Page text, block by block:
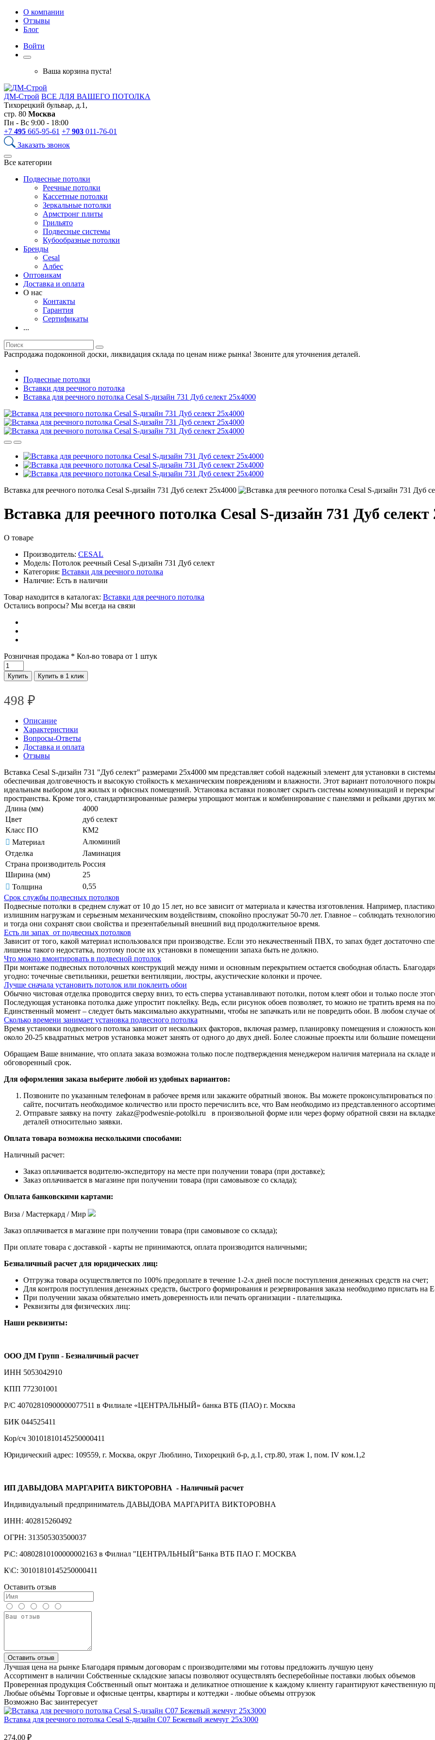
О компании
Отзывы
Блог
Войти
Ваша корзина пуста!
ДМ-Строй ВСЕ ДЛЯ ВАШЕГО ПОТОЛКА
Тихорецкий бульвар, д.1,
стр. 80 Москва
Пн - Вс 9:00 - 18:00
+7 495 665-95-61 +7 903 011-76-01
Заказать звонок
Все категории
Подвесные потолки
Реечные потолки
Кассетные потолки
Зеркальные потолки
Армстронг плиты
Грильято
Подвесные системы
Кубообразные потолки
Бренды
Cesal
Албес
Оптовикам
Доставка и оплата
О нас
Контакты
Гарантия
Сертификаты
...
Распродажа подоконной доски, ликвидация склада по ценам ниже рынка! Звоните для уточнения деталей.
Подвесные потолки
Вставки для реечного потолка
Вставка для реечного потолка Cesal S-дизайн 731 Дуб селект 25х4000
Вставка для реечного потолка Cesal S-дизайн 731 Дуб селект 25х4000
Вставка для реечного потолка Cesal S-дизайн 731 Дуб селект
О товаре
Производитель: CESAL
Модель: Потолок реечный Cesal S-дизайн 731 Дуб селект
Категория: Вставки для реечного потолка
Наличие: Есть в наличии
Товар находится в каталогах: Вставки для реечного потолка
Остались вопросы? Мы всегда на связи
Розничная продажа * Кол-во товара от 1 штук
Купить Купить в 1 клик
498 ₽
Описание
Характеристики
Вопросы-Ответы
Доставка и оплата
Отзывы
Вставка Cesal S-дизайн 731 "Дуб селект" размерами 25х4000 мм представляет собой надежный элемент для установки в
обеспечивая долговечность и высокую стойкость к механическим повреждениям и влажности. Этот вариант потолочного
идеальным выбором для жилых и офисных помещений. Установка вставки позволяет скрыть системы коммуникаций и
пространства. Кроме того, стандартизированные размеры упрощают монтаж и комбинирование с панелями и рейками других
Длина (мм)
4000
Цвет
дуб селект
Класс ПО
КМ2
Материал
Алюминий
Отделка
Ламинация
Страна производитель Россия
Ширина (мм)
25
Толщина
0,55
Срок службы подвесных потолков
Подвесные потолки в среднем служат от 10 до 15 лет, но все зависит от материала и качества изготовления. Например,
излишним нагрузкам и серьезным механическим воздействиям, спокойно прослужат 50-70 лет. Главное – соблюдать
и тогда они сохранят свои свойства и презентабельный внешний вид продолжительное время.
Есть ли запах от подвесных потолков
Зависит от того, какой материал использовался при производстве. Если это некачественный ПВХ, то запах будет достаточно
лишены такого недостатка, поэтому после их установки в помещении запаха быть не должно.
Что можно вмонтировать в подвесной потолок
При монтаже подвесных потолочных конструкций между ними и основным перекрытием остается свободная область.
угодно: точечные светильники, решетки вентиляции, люстры, акустические колонки и прочее.
Лучше сначала установить потолок или поклеить обои
Обычно чистовая отделка проводится сверху вниз, то есть сперва устанавливают потолки, потом клеят обои и только после
Последующая установка потолка даже упростит поклейку. Ведь, если рисунок обоев позволяет, то можно не тратить время на
Единственный момент – следует быть максимально аккуратными, чтобы не запачкать или не повредить обои. В любом случае
Сколько времени занимает установка подвесного потолка
Время установки подвесного потолка зависит от нескольких факторов, включая размер, планировку помещения и сложность
около 20-25 квадратных метров установка может занять от одного до двух дней. Более сложные проекты или большие
Обращаем Ваше внимание, что оплата заказа возможна только после подтверждения менеджером наличия материала на складе
обговоренный срок.
Для оформления заказа выберите любой из удобных вариантов:
Позвоните по указанным телефонам в рабочее время или закажите обратный звонок. Вы можете проконсультироваться по
сайте, посчитать необходимое количество или просто перечислить все, что Вам необходимо из представленного
Отправьте заявку на почту zakaz@podwesnie-potolki.ru в произвольной форме или через форму обратной связи на
деталей относительно заявки.
Оплата товара возможна несколькими способами:
Наличный расчет:
Заказ оплачивается водителю-экспедитору на месте при получении товара (при доставке);
Заказ оплачивается в магазине при получении товара (при самовывозе со склада);
Оплата банковскими картами:
Виза / Мастеркард / Мир
Заказ оплачивается в магазине при получении товара (при самовывозе со склада);
При оплате товара с доставкой - карты не принимаются, оплата производится наличными;
Безналичный расчет для юридических лиц:
Отгрузка товара осуществляется по 100% предоплате в течение 1-2-х дней после поступления денежных средств на счет;
Для контроля поступления денежных средств, быстрого формирования и резервирования заказа необходимо прислать
При получении заказа обязательно иметь доверенность или печать организации - плательщика.
Реквизиты для физических лиц:
Наши реквизиты:
ООО ДМ Групп - Безналичный расчет
ИНН 5053042910
КПП 772301001
Р/С 40702810900000077511 в Филиале «ЦЕНТРАЛЬНЫЙ» банка ВТБ (ПАО) г. Москва
БИК 044525411
Кор/сч 30101810145250000411
Юридический адрес: 109559, г. Москва, округ Люблино, Тихорецкий б-р, д.1, стр.80, этаж 1, пом. IV ком.1,2
ИП ДАВЫДОВА МАРГАРИТА ВИКТОРОВНА - Наличный расчет
Индивидуальный предприниматель ДАВЫДОВА МАРГАРИТА ВИКТОРОВНА
ИНН: 402815260492
ОГРН: 313505303500037
Р\С: 40802810100000002163 в Филиал "ЦЕНТРАЛЬНЫЙ"Банка ВТБ ПАО Г. МОСКВА
К\С: 30101810145250000411
Оставить отзыв
Оставить отзыв
Лучшая цена на рынке Благодаря прямым договорам с производителями мы готовы предложить лучшую цену
Ассортимент в наличии Собственные складские запасы позволяют осуществлять бесперебойные поставки любых объемов
Проверенная продукция Собственный опыт монтажа и деликатное отношение к каждому клиенту гарантируют качественную
Любые объёмы Торговые и офисные центры, квартиры и коттеджи - любые объемы отгрузок
Возможно Вас заинтересует
Вставка для реечного потолка Cesal S-дизайн С07 Бежевый жемчуг 25х3000
274.00 ₽